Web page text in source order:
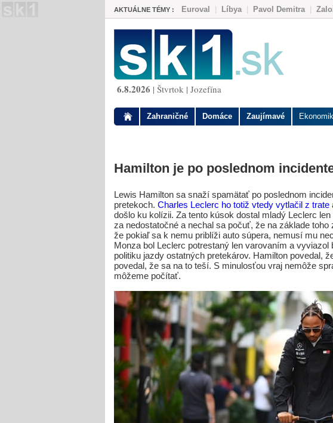
AKTUÁLNE TÉMY : Euroval Líbya| Pavol Demitra|
6.8.2026 | Štvrtok | Jozefína
Zahraničné Domáce Zaujímavé
Hamilton je po poslednom
Lewis Hamilton sa snaží spamätať po poslednom
pretekoch. Charles Leclerc ho totiž vtedy vytlačil z trate
došlo ku kolízii. Za tento kúsok dostal mladý Leclerc
za nedostatočné a nechal sa počuť, že na základe
že pokiaľ sa k nemu priblíži auto súpera, nemusí mu
Monza bol Leclerc potrestaný len varovaním a
politiku jazdy ostatných pretekárov. Hamilton povedal,
povedal, že sa na to teší. S minulosťou vraj nemôže
môžeme počítať.